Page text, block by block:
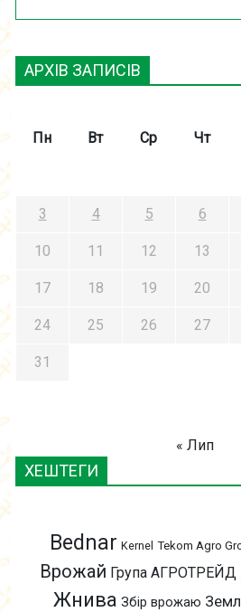
АРХІВ ЗАПИСІВ
Пн Вт Ср Чт
3 4 5 6
10 11 12 13
17 18 19 20
24 25 26 27
31
« Лип
ХЕШТЕГИ
Bednar Kernel Tekom Agro
Врожай Група АГРОТРЕЙД
Жнива Збір врожаю